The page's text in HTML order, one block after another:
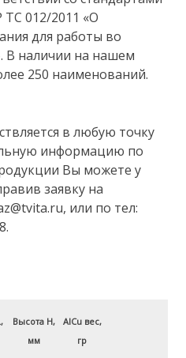
ТС 012/2011 «О
для работы во
В наличии на нашем
250 наименований.
в любую точку
информацию по
Вы можете у
заявку на
или по тел:
Высота H,
мм
AlCu вес,
гр